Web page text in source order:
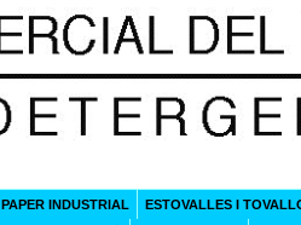
PAPER INDUSTRIAL
ESTOVALLES I